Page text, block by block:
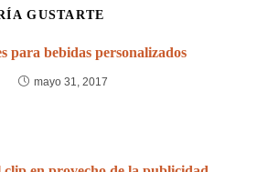
GUSTARTE
para bebidas personalizados
mayo 31, 2017